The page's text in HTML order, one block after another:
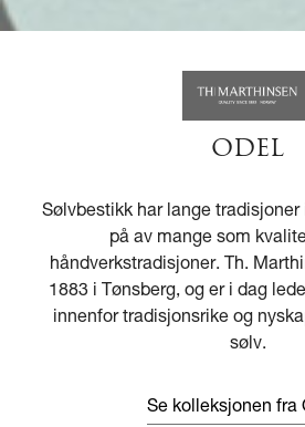
ODEL
Sølvbestikk har lange
på av mange som
håndverkstradisjoner. Th.
1883 i Tønsberg, og er i dag
innenfor tradisjonsrike og
sølv.
Se kolleksjonen fra